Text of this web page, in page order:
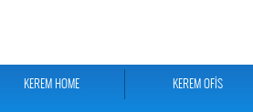
KEREM HOME KEREM OFİS